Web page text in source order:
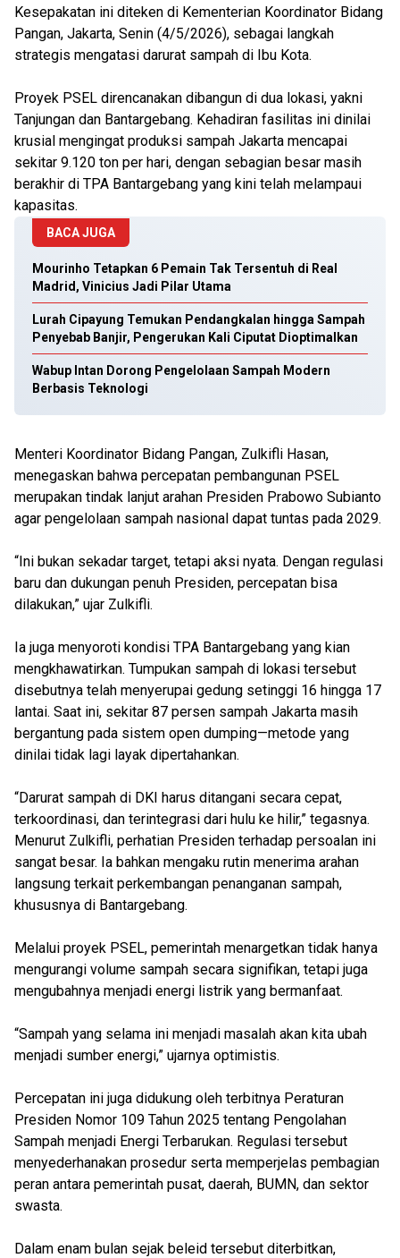
Kesepakatan ini diteken di Kementerian Koordinator Bidang
Pangan, Jakarta, Senin (4/5/2026), sebagai langkah
strategis mengatasi darurat sampah di Ibu Kota.
Proyek PSEL direncanakan dibangun di dua lokasi, yakni
Tanjungan dan Bantargebang. Kehadiran fasilitas ini dinilai
krusial mengingat produksi sampah Jakarta mencapai
sekitar 9.120 ton per hari, dengan sebagian besar masih
berakhir di TPA Bantargebang yang kini telah melampaui
kapasitas.
BACA JUGA
Mourinho Tetapkan 6 Pemain Tak Tersentuh di Real
Madrid, Vinicius Jadi Pilar Utama
Lurah Cipayung Temukan Pendangkalan hingga Sampah
Penyebab Banjir, Pengerukan Kali Ciputat Dioptimalkan
Wabup Intan Dorong Pengelolaan Sampah Modern
Berbasis Teknologi
Menteri Koordinator Bidang Pangan, Zulkifli Hasan,
menegaskan bahwa percepatan pembangunan PSEL
merupakan tindak lanjut arahan Presiden Prabowo Subianto
agar pengelolaan sampah nasional dapat tuntas pada 2029.
“Ini bukan sekadar target, tetapi aksi nyata. Dengan regulasi
baru dan dukungan penuh Presiden, percepatan bisa
dilakukan,” ujar Zulkifli.
Ia juga menyoroti kondisi TPA Bantargebang yang kian
mengkhawatirkan. Tumpukan sampah di lokasi tersebut
disebutnya telah menyerupai gedung setinggi 16 hingga 17
lantai. Saat ini, sekitar 87 persen sampah Jakarta masih
bergantung pada sistem open dumping—metode yang
dinilai tidak lagi layak dipertahankan.
“Darurat sampah di DKI harus ditangani secara cepat,
terkoordinasi, dan terintegrasi dari hulu ke hilir,” tegasnya.
Menurut Zulkifli, perhatian Presiden terhadap persoalan ini
sangat besar. Ia bahkan mengaku rutin menerima arahan
langsung terkait perkembangan penanganan sampah,
khususnya di Bantargebang.
Melalui proyek PSEL, pemerintah menargetkan tidak hanya
mengurangi volume sampah secara signifikan, tetapi juga
mengubahnya menjadi energi listrik yang bermanfaat.
“Sampah yang selama ini menjadi masalah akan kita ubah
menjadi sumber energi,” ujarnya optimistis.
Percepatan ini juga didukung oleh terbitnya Peraturan
Presiden Nomor 109 Tahun 2025 tentang Pengolahan
Sampah menjadi Energi Terbarukan. Regulasi tersebut
menyederhanakan prosedur serta memperjelas pembagian
peran antara pemerintah pusat, daerah, BUMN, dan sektor
swasta.
Dalam enam bulan sejak beleid tersebut diterbitkan,